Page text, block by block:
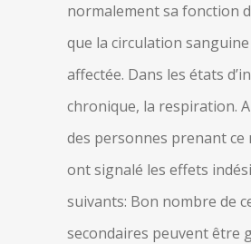
normalement sa fonction
que la circulation
affectée. Dans les états
chronique, la respiration.
des personnes prenant ce
ont signalé les effets
suivants: Bon nombre de
secondaires peuvent être